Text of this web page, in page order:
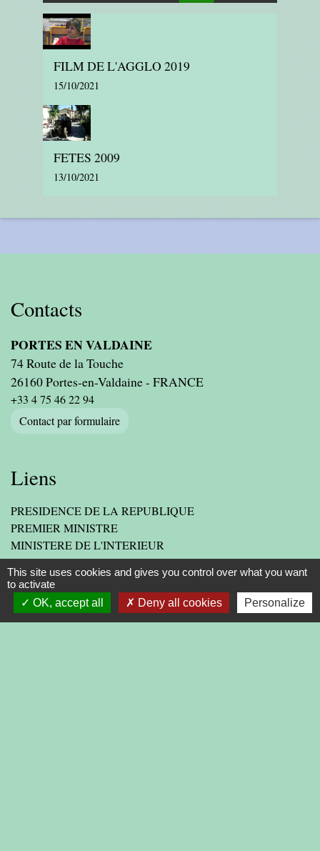
FILM DE L'AGGLO 2019
15/10/2021
FETES 2009
13/10/2021
Contacts
PORTES EN VALDAINE
74 Route de la Touche
26160 Portes-en-Valdaine - FRANCE
+33 4 75 46 22 94
Contact par formulaire
Liens
PRESIDENCE DE LA REPUBLIQUE
PREMIER MINISTRE
MINISTERE DE L'INTERIEUR
ASSEMBLEE NATIONALE
CONSEIL D'ETAT
LIENS INSTITUTIONNELS
This site uses cookies and gives you control over what you want
to activate
OK, accept all
Deny all cookies Personalize